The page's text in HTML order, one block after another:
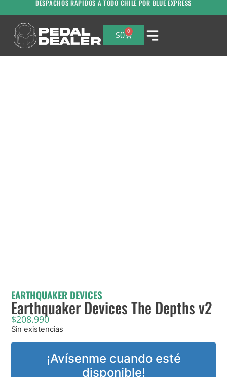
DESPACHOS RAPIDOS A TODO CHILE POR BLUE EXPRESS
$0 0
EARTHQUAKER DEVICES
Earthquaker Devices The Depths v2
$208.990
Sin existencias
¡Avísenme cuando esté
disponible!